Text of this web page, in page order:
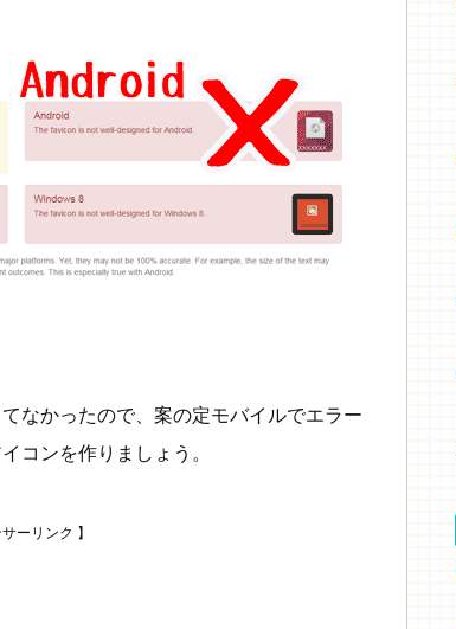
なかったので、案の定モバイルでエラー
コンを作りましょう。